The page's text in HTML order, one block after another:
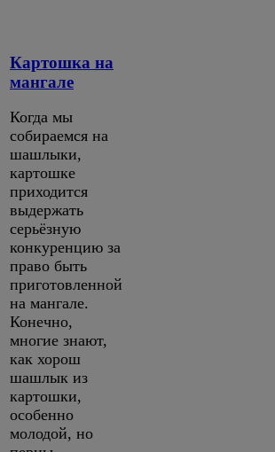
Картошка на
мангале
Когда мы
собираемся на
шашлыки,
картошке
приходится
выдержать
серьёзную
конкуренцию за
право быть
приготовленной
на мангале.
Конечно,
многие знают,
как хорош
шашлык из
картошки,
особенно
молодой, но